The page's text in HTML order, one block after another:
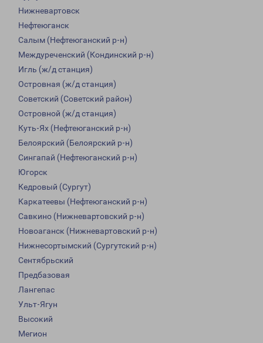
Нижневартовск
Нефтеюганск
Салым (Нефтеюганский р-н)
Междуреченский (Кондинский р-н)
Игль (ж/д станция)
Островная (ж/д станция)
Советский (Советский район)
Островной (ж/д станция)
Куть-Ях (Нефтеюганский р-н)
Белоярский (Белоярский р-н)
Сингапай (Нефтеюганский р-н)
Югорск
Кедровый (Сургут)
Каркатеевы (Нефтеюганский р-н)
Савкино (Нижневартовский р-н)
Новоаганск (Нижневартовский р-н)
Нижнесортымский (Сургутский р-н)
Сентябрьский
Предбазовая
Лангепас
Ульт-Ягун
Высокий
Мегион